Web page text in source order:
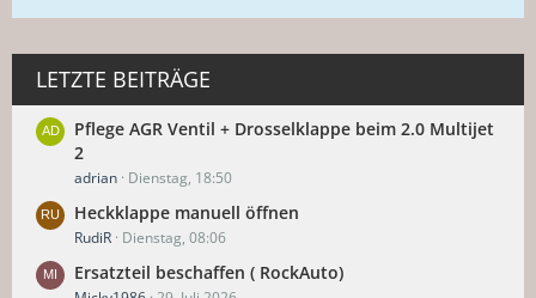
LETZTE BEITRÄGE
Pflege AGR Ventil + Drosselklappe beim 2.0 Multijet
2
adrian Dienstag, 18:50
Heckklappe manuell öffnen
RudiR Dienstag, 08:06
Ersatzteil beschaffen ( RockAuto)